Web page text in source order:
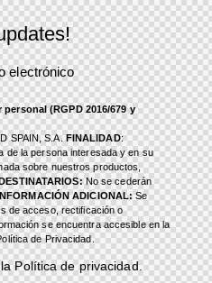
(RGPD 2016/679 y
SPAIN, S.A.FINALIDAD:
de la persona interesada y en su
sobre nuestros productos,
No se cederán
ADICIONAL:Se
de acceso, rectificación o
se encuentra accesible en la
de Privacidad.
laPolítica de privacidad.